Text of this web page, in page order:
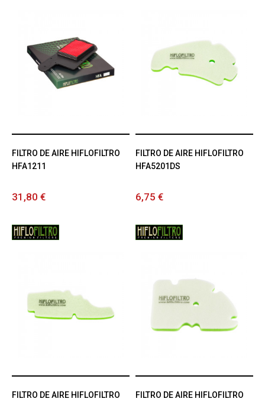
FILTRO DE AIRE HIFLOFILTRO
HFA1211
31,80 €
FILTRO DE AIRE HIFLOFILTRO
HFA5201DS
6,75 €
FILTRO DE AIRE HIFLOFILTRO
FILTRO DE AIRE HIFLOFILTRO